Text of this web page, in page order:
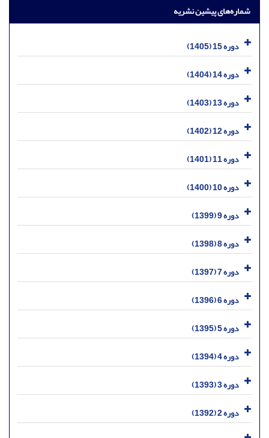
شماره‌های پیشین نشریه
دوره 15 (1405)
دوره 14 (1404)
دوره 13 (1403)
دوره 12 (1402)
دوره 11 (1401)
دوره 10 (1400)
دوره 9 (1399)
دوره 8 (1398)
دوره 7 (1397)
دوره 6 (1396)
دوره 5 (1395)
دوره 4 (1394)
دوره 3 (1393)
دوره 2 (1392)